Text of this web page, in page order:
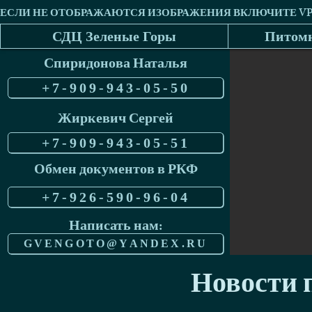
СДЦ Зеленые Горы
Спиридонова Наталья
+7-909-943-05-50
Жиркевич Сергей
+7-909-943-05-51
Обмен документов в РКФ
+7-926-590-96-04
Написать нам:
GVENGOTO@YANDEX.RU
Новости